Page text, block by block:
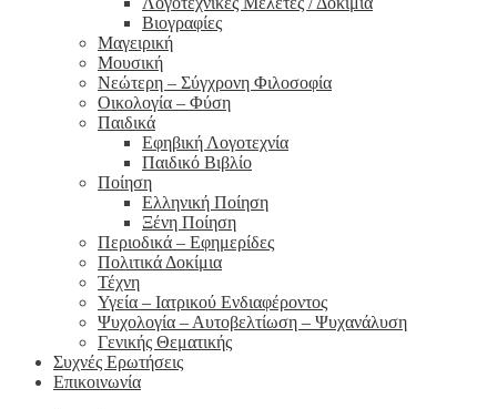
Βιογραφίες
Μαγειρική
Μουσική
Νεώτερη – Σύγχρονη Φιλοσοφία
Οικολογία – Φύση
Παιδικά
Εφηβική Λογοτεχνία
Παιδικό Βιβλίο
Ποίηση
Ελληνική Ποίηση
Ξένη Ποίηση
Περιοδικά – Εφημερίδες
Πολιτικά Δοκίμια
Τέχνη
Υγεία – Ιατρικού Ενδιαφέροντος
Ψυχολογία – Αυτοβελτίωση – Ψυχανάλυση
Γενικής Θεματικής
Συχνές Ερωτήσεις
Επικοινωνία